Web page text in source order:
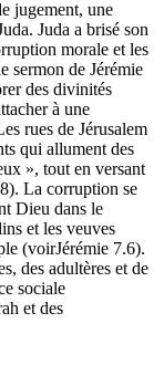
jugement, une
Juda a brisé son
morale et les
sermon de Jérémie
des divinités
à une
rues de Jérusalem
qui allument des
», tout en versant
La corruption se
Dieu dans le
et les veuves
(voirJérémie 7.6).
des adultères et de
sociale
et des